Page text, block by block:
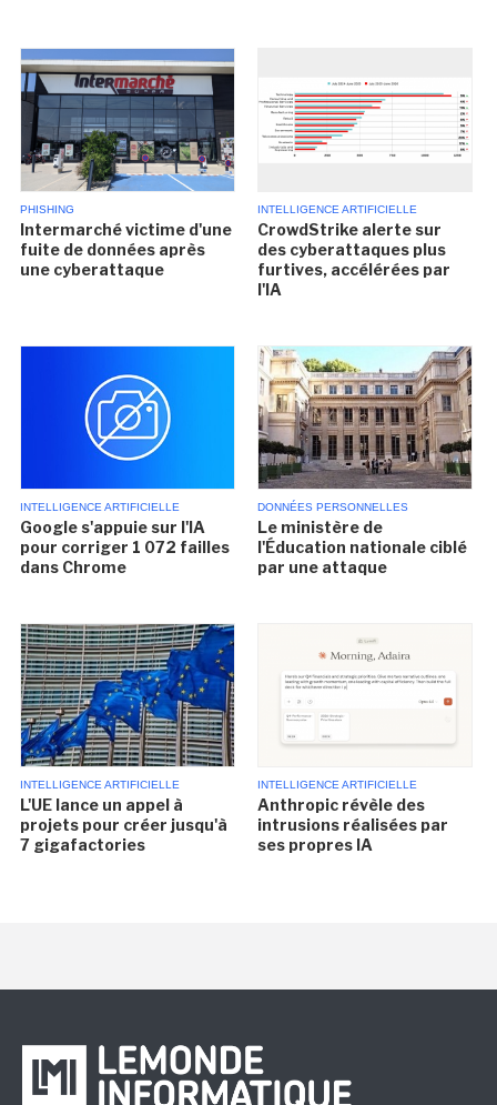
PHISHING
Intermarché victime d'une
fuite de données après
une cyberattaque
INTELLIGENCE ARTIFICIELLE
CrowdStrike alerte sur
des cyberattaques plus
furtives, accélérées par
l'IA
INTELLIGENCE ARTIFICIELLE
Google s'appuie sur l'IA
pour corriger 1 072 failles
dans Chrome
DONNÉES PERSONNELLES
Le ministère de
l'Éducation nationale ciblé
par une attaque
INTELLIGENCE ARTIFICIELLE
L'UE lance un appel à
projets pour créer jusqu'à
7 gigafactories
INTELLIGENCE ARTIFICIELLE
Anthropic révèle des
intrusions réalisées par
ses propres IA